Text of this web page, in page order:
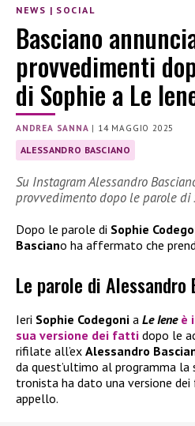
NEWS | SOCIAL
Basciano
provvedimenti
di Sophie a Le
ANDREA SANNA | 14 MAGGIO 2025
ALESSANDRO BASCIANO
Su Instagram Alessandro
provvedimento dopo le parole di
Dopo le parole di Sophie
Basciano ha affermato che
Le parole di Alessandro
Ieri Sophie Codegoni a Le Iene è
sua versione dei fatti dopo le
rifilate all’ex Alessandro
da quest’ultimo al programma la
tronista ha dato una versione
appello.